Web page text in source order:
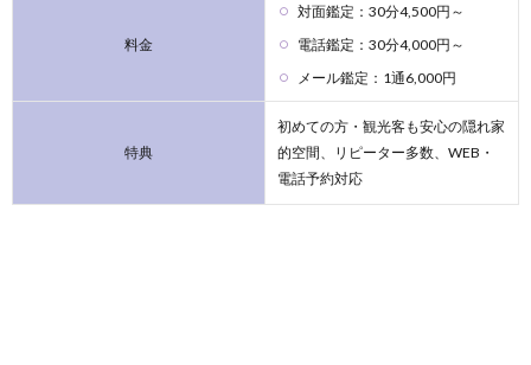
料金
対面鑑定：30分4,500円～
電話鑑定：30分4,000円～
メール鑑定：1通6,000円
特典
初めての方・観光客も安心の隠れ家
的空間、リピーター多数、WEB・
電話予約対応